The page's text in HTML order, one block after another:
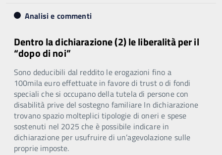
Analisi e commenti
Dentro la dichiarazione (2) le liberalità per il
“dopo di noi”
Sono deducibili dal reddito le erogazioni fino a
100mila euro effettuate in favore di trust o di fondi
speciali che si occupano della tutela di persone con
disabilità prive del sostegno familiare In dichiarazione
trovano spazio molteplici tipologie di oneri e spese
sostenuti nel 2025 che è possibile indicare in
dichiarazione per usufruire di un’agevolazione sulle
proprie imposte.